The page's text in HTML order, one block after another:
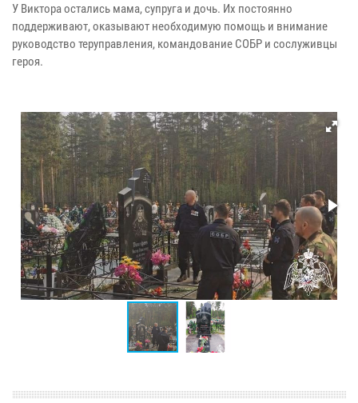
У Виктора остались мама, супруга и дочь. Их постоянно
поддерживают, оказывают необходимую помощь и внимание
руководство теруправления, командование СОБР и сослуживцы
героя.